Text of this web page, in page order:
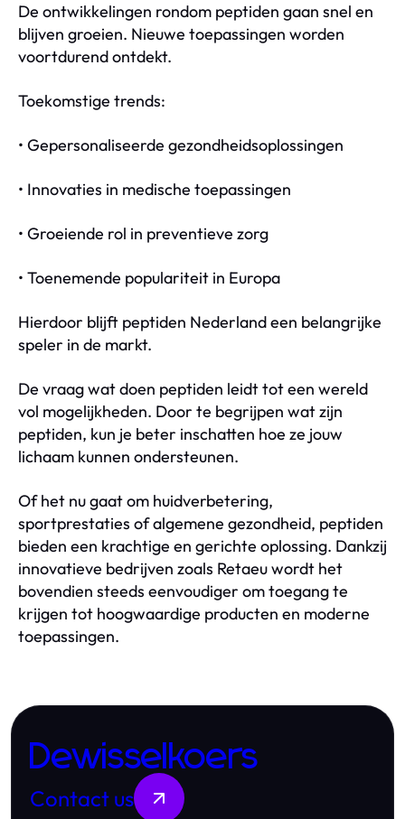
De ontwikkelingen rondom peptiden gaan snel en
blijven groeien. Nieuwe toepassingen worden
voortdurend ontdekt.
Toekomstige trends:
• Gepersonaliseerde gezondheidsoplossingen
• Innovaties in medische toepassingen
• Groeiende rol in preventieve zorg
• Toenemende populariteit in Europa
Hierdoor blijft peptiden Nederland een belangrijke
speler in de markt.
De vraag wat doen peptiden leidt tot een wereld
vol mogelijkheden. Door te begrijpen wat zijn
peptiden, kun je beter inschatten hoe ze jouw
lichaam kunnen ondersteunen.
Of het nu gaat om huidverbetering,
sportprestaties of algemene gezondheid, peptiden
bieden een krachtige en gerichte oplossing. Dankzij
innovatieve bedrijven zoals Retaeu wordt het
bovendien steeds eenvoudiger om toegang te
krijgen tot hoogwaardige producten en moderne
toepassingen.
Dewisselkoers
Contact us